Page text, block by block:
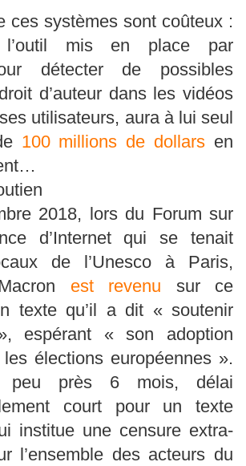
ces systèmes sont coûteux :
l’outil mis en place par
détecter de possibles
d’auteur dans les vidéos
utilisateurs, aura à lui seul
100 millions de dollars en
2018, lors du Forum sur
d’Internet qui se tenait
de l’Unesco à Paris,
est revenu sur ce
texte qu’il a dit « soutenir
espérant « son adoption
élections européennes ».
près 6 mois, délai
court pour un texte
institue une censure extra-
l’ensemble des acteurs du